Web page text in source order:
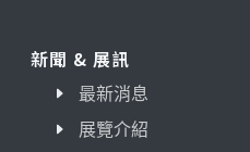
新聞 & 展訊
最新消息
展覽介紹